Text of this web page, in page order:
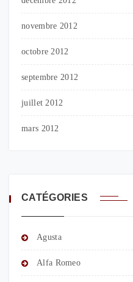
novembre 2012
octobre 2012
septembre 2012
juillet 2012
mars 2012
CATÉGORIES
Agusta
Alfa Romeo